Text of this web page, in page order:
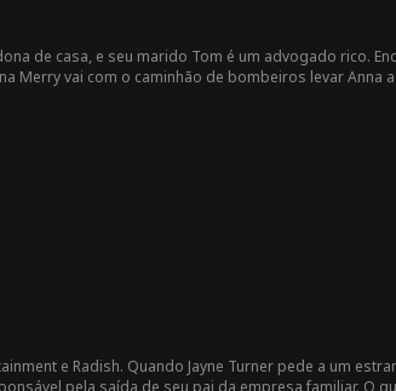
de casa, e seu marido Tom é um advogado rico.
e Radish. Quando Jayne Turner pede a um
pela saída de seu pai da empresa familiar. O